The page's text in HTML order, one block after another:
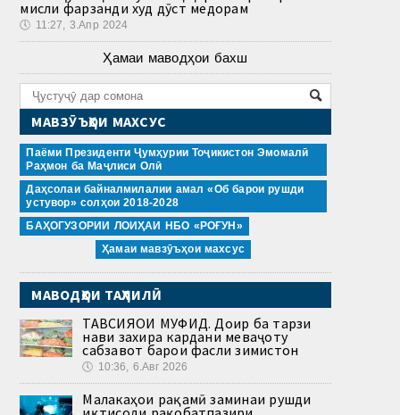
мисли фарзанди худ дӯст медорам
🕔 11:27, 3.Апр 2024
Ҳамаи маводҳои бахш
МАВЗӮЪҲОИ МАХСУС
Паёми Президенти Ҷумҳурии Тоҷикистон Эмомалӣ
Раҳмон ба Маҷлиси Олӣ
Даҳсолаи байналмилалии амал «Об барои рушди
устувор» солҳои 2018-2028
БАҲОГУЗОРИИ ЛОИҲАИ НБО «РОҒУН»
Ҳамаи мавзӯъҳои махсус
МАВОДҲОИ ТАҲЛИЛӢ
ТАВСИЯҲОИ МУФИД. Доир ба тарзи
нави захира кардани меваҷоту
сабзавот барои фасли зимистон
🕔 10:36, 6.Авг 2026
Малакаҳои рақамӣ заминаи рушди